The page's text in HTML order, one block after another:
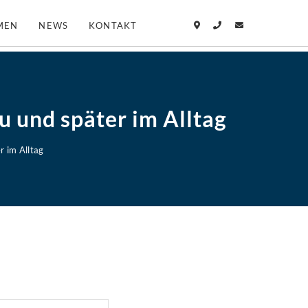
NEWS KONTAKT
und später im Alltag
im Alltag